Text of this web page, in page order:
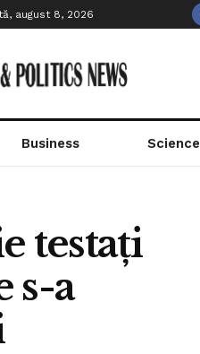
august 8, 2026
Business Science
testați
s-a